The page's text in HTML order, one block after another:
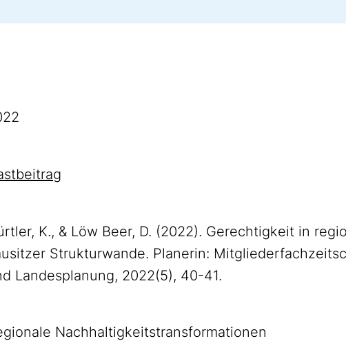
K., & Löw Beer, D. (2022). Gerechtigkeit in
Strukturwande. Planerin:
Landesplanung, 2022(5), 40-41.
Nachhaltigkeitstransformationen